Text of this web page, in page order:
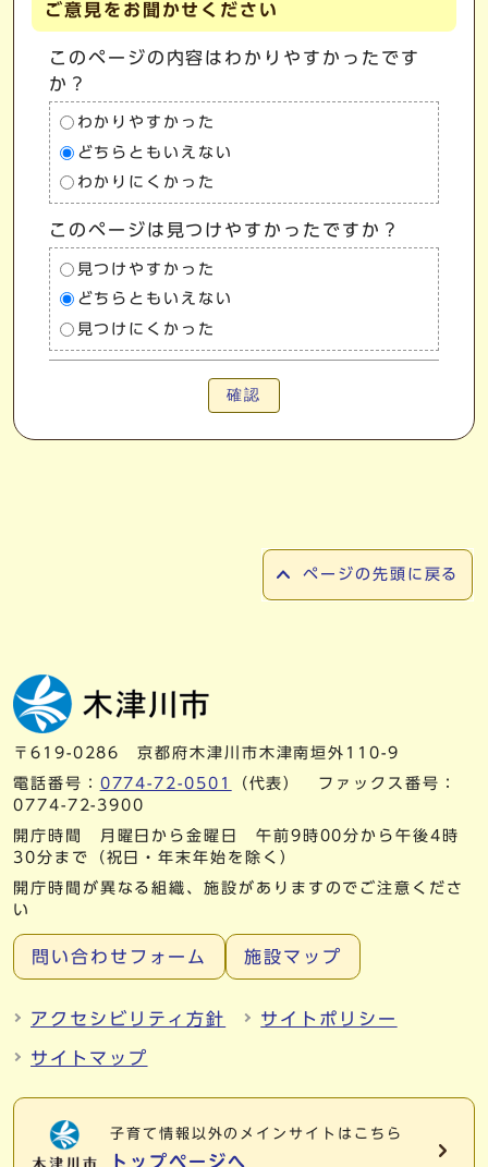
ご意見をお聞かせください
このページの内容はわかりやすかったです
か？
わかりやすかった
どちらともいえない
わかりにくかった
このページは見つけやすかったですか？
見つけやすかった
どちらともいえない
見つけにくかった
確認
ページの先頭に戻る
〒619-0286 京都府木津川市木津南垣外110-9
電話番号： 0774-72-0501
（代表） ファックス番号：
0774-72-3900
開庁時間 月曜日から金曜日 午前9時00分から午後4時
30分まで（祝日・年末年始を除く）
開庁時間が異なる組織、施設がありますのでご注意くださ
い
問い合わせフォーム 施設マップ
アクセシビリティ方針 サイトポリシー
サイトマップ
子育て情報以外の メインサイトはこちら
トップページへ